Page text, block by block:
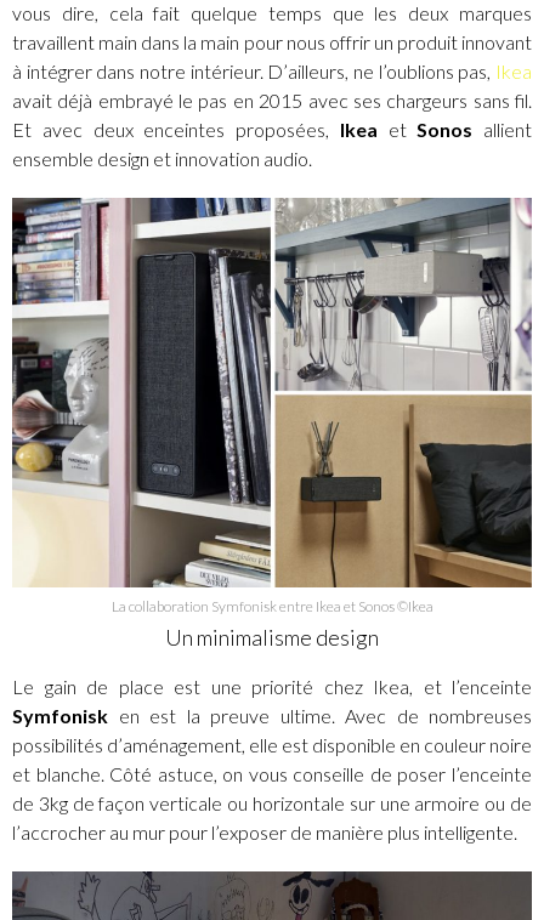
vous dire, cela fait quelque temps que les deux marques
travaillent main dans la main pour nous offrir un produit innovant
à intégrer dans notre intérieur. D’ailleurs, ne l’oublions pas, Ikea
avait déjà embrayé le pas en 2015 avec ses chargeurs sans fil.
Et avec deux enceintes proposées, Ikea etSonos allient
ensemble design et innovation audio.
La collaboration Symfonisk entre Ikea et Sonos ©Ikea
Un minimalisme design
Le gain de place est une priorité chez Ikea, et l’enceinte
Symfonisk en est la preuve ultime. Avec de nombreuses
possibilités d’aménagement, elle est disponible en couleur noire
et blanche. Côté astuce, on vous conseille de poser l’enceinte
de 3kg de façon verticale ou horizontale sur une armoire ou de
l’accrocher au mur pour l’exposer de manière plus intelligente.